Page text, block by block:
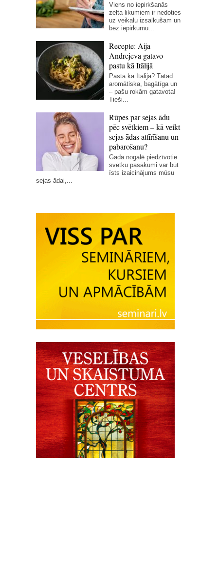
Viens no iepirkšanās
zelta likumiem ir nedoties
uz veikalu izsalkušam un
bez iepirkumu...
Recepte: Aija
Andrejeva gatavo
pastu kā Itālijā
Pasta kā Itālijā? Tātad
aromātiska, bagātīga un
– pašu rokām gatavota!
Tieši...
Rūpes par sejas ādu
pēc svētkiem – kā veikt
sejas ādas attīrīšanu un
pabarošanu?
Gada nogalē piedzīvotie
svētku pasākumi var būt
īsts izaicinājums mūsu
sejas ādai,...